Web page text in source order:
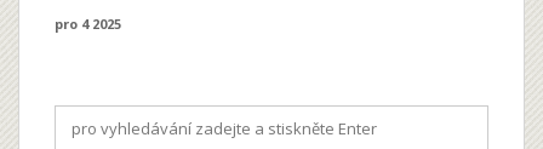
pro 4 2025